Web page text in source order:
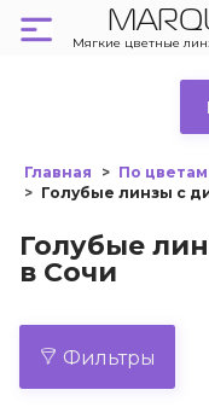
Мягкие цветные
Главная По цветам
Голубые линзы с
Голубые
в Сочи
Фильтры